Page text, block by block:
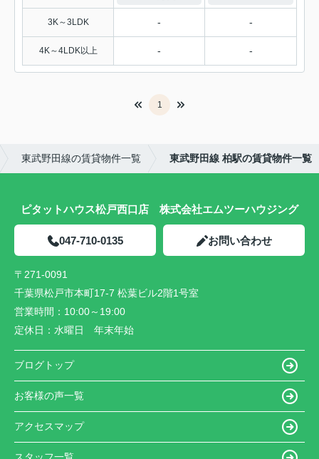
3K～3LDK - -
4K～4LDK以上 - -
1
東武野田線の賃貸物件一覧 東武野田線 柏駅の賃貸物件一覧
ピタットハウス松戸西口店 株式会社エムツーハウジング
047-710-0135 お問い合わせ
〒271-0091
千葉県松戸市本町17-7 松葉ビル2階1号室
営業時間： 10:00～19:00
定休日： 水曜日 年末年始
ブログトップ
お客様の声一覧
アクセスマップ